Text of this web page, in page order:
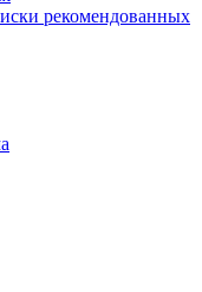
рекомендованных